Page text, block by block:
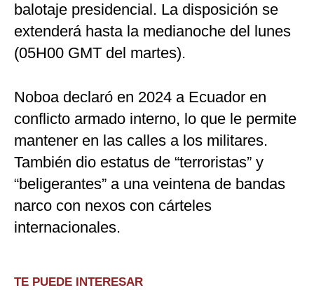
balotaje presidencial. La disposición se
extenderá hasta la medianoche del lunes
(05H00 GMT del martes).
Noboa declaró en 2024 a Ecuador en
conflicto armado interno, lo que le permite
mantener en las calles a los militares.
También dio estatus de “terroristas” y
“beligerantes” a una veintena de bandas
narco con nexos con cárteles
internacionales.
TE PUEDE INTERESAR